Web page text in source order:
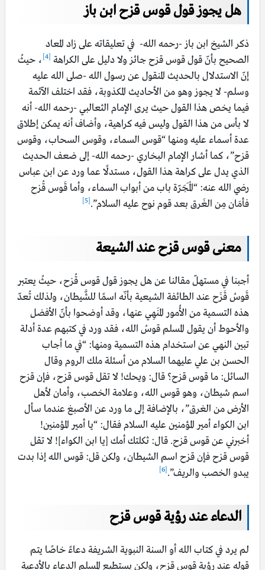
هل يجوز قول قوس قزح ابن باز
ذكر الشيخ ابن باز -رحمه الله- في تعليقاته على زاد المعاد
الصحيح بأنّ قول قوس قزح جائز ولا دليل على الكراهة [4]
، حيثُ
إنّ الاستدلال بالحديث المنقول عن رسول الله -صلى الله عليه
وسلم- لا يجوز وهو من الأحاديث المكذوبة، فقد اختلف الآئمة
فيما يخص هذا القول حيث يرى الإمام الثعالبي -رحمه الله- أنه
لا بأس من هذا القول وليس فيه كراهية، وأضاف أنه يمكن إطلاق
عدة أسماء عليه ومنها “قوس السماء، وقوس السحاب، وقوس
قزح”، كما أشار الإمام البخاري -رحمه الله- إلى ضعف الحديث
الذي يدل على كراهة هذا القول، مستدلًا عما ورد عن ابن عباس
رضي الله عنه: “الْمَجَرّة باب من أبواب السماء، وأما قَوس قُزح
فأمَان مِن الغَرق بعد قوم نوح عليه السلام”.[5]
معنى قوس قزح عند الشيعة
أجبنا في مستهلّ مقالنا عن هل يجوز قول قوس قُزح، حيثُ يعتبر
قَوسُ قَزَح عند الطائفة الشيعية بأنّه اسمًا للشَّيطان، ولذلك تُعدّ
هذه التسمية من الأُمور المَنهِي عنها، وقد أوضحوا بأنّ الأفضل
والأحوط أن يقول المسلم قوسُ الله، فقد ورد في كتبهم عدة أدلة
تبين النهي عن استخدام هذه التسمية ومنها: “في ما أجاب
الحسن بن علي عليهما السلاممن أسئلة ملك الروم وقال
السائل: ما قوس قزح؟ قال: ويحك! لا تقل قوس قزح، فإن قزح
اسم شيطان، وهو قوس الله، وعلامة الخصب، وأمان لأهل
الأرض من الغرق”، بالإضافة إلى ما ورد عن الأصبغ عندما سأل
ابن الكواءأمير المؤمنين عليه السلامفقال: “يا أمير المؤمنين!
أخبرني عن قوس قزح. قال: ثكلتك أمك [يا ابن الكواء]! لا تقل
قوس قزح فإن قزح اسم الشيطان، ولكن قل: قوس الله إذا بدت
يبدو الخصب والريف”.[6]
الدعاء عند رؤيةقوس قزح
لم يرد في كتاب الله أو السنة النبوية الشريفة دعاءً خاصًا يتم
قوله عند رؤية قوس قزح، ولكن يستطيع المسلم الدعاء بالأدعية